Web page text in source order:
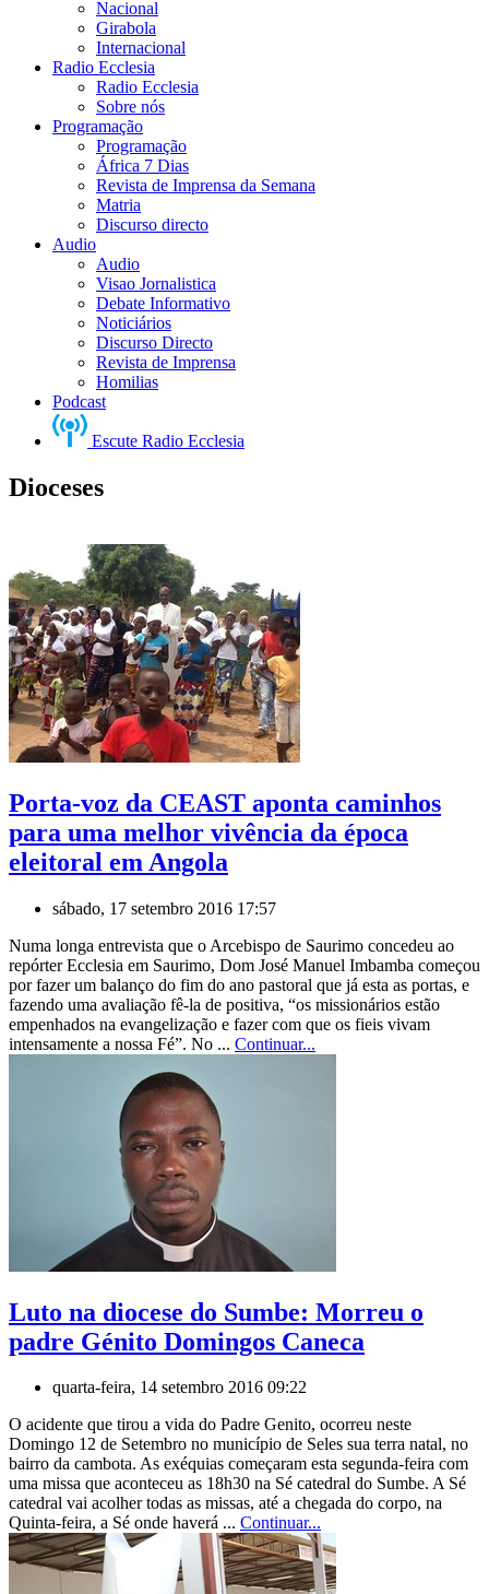
Nacional
Girabola
Internacional
Radio Ecclesia
Radio Ecclesia
Sobre nós
Programação
Programação
África 7 Dias
Revista de Imprensa da Semana
Matria
Discurso directo
Audio
Audio
Visao Jornalistica
Debate Informativo
Noticiários
Discurso Directo
Revista de Imprensa
Homilias
Podcast
Escute Radio Ecclesia
Dioceses
Porta-voz da CEAST aponta caminhos
para uma melhor vivência da época
eleitoral em Angola
sábado, 17 setembro 2016 17:57
Numa longa entrevista que o Arcebispo de Saurimo concedeu ao
repórter Ecclesia em Saurimo, Dom José Manuel Imbamba começou
por fazer um balanço do fim do ano pastoral que já esta as portas, e
fazendo uma avaliação fê-la de positiva, “os missionários estão
empenhados na evangelização e fazer com que os fieis vivam
intensamente a nossa Fé”. No ... Continuar...
Luto na diocese do Sumbe: Morreu o
padre Génito Domingos Caneca
quarta-feira, 14 setembro 2016 09:22
O acidente que tirou a vida do Padre Genito, ocorreu neste
Domingo 12 de Setembro no município de Seles sua terra natal, no
bairro da cambota. As exéquias começaram esta segunda-feira com
uma missa que aconteceu as 18h30 na Sé catedral do Sumbe. A Sé
catedral vai acolher todas as missas, até a chegada do corpo, na
Quinta-feira, a Sé onde haverá ... Continuar...